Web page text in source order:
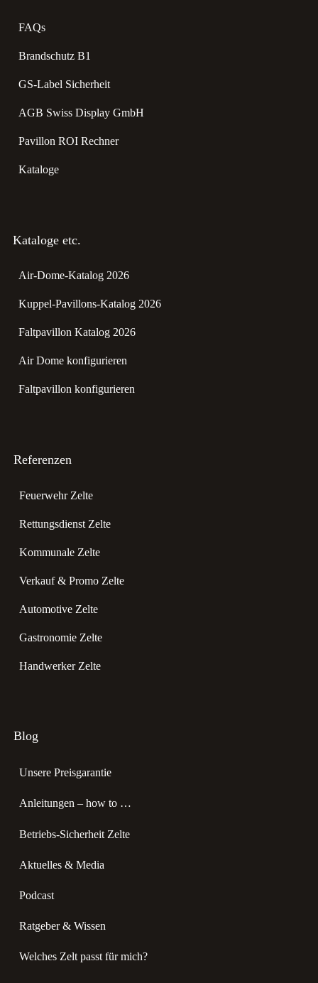
FAQs
Brandschutz B1
GS-Label Sicherheit
AGB Swiss Display GmbH
Pavillon ROI Rechner
Kataloge
Kataloge etc.
Air-Dome-Katalog 2026
Kuppel-Pavillons-Katalog 2026
Faltpavillon Katalog 2026
Air Dome konfigurieren
Faltpavillon konfigurieren
Referenzen
Feuerwehr Zelte
Rettungsdienst Zelte
Kommunale Zelte
Verkauf & Promo Zelte
Automotive Zelte
Gastronomie Zelte
Handwerker Zelte
Blog
Unsere Preisgarantie
Anleitungen – how to …
Betriebs-Sicherheit Zelte
Aktuelles & Media
Podcast
Ratgeber & Wissen
Welches Zelt passt für mich?